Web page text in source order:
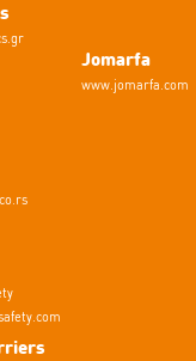
Jomarfa
www.jomarfa.com